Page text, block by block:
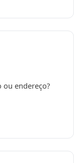
ou endereço?